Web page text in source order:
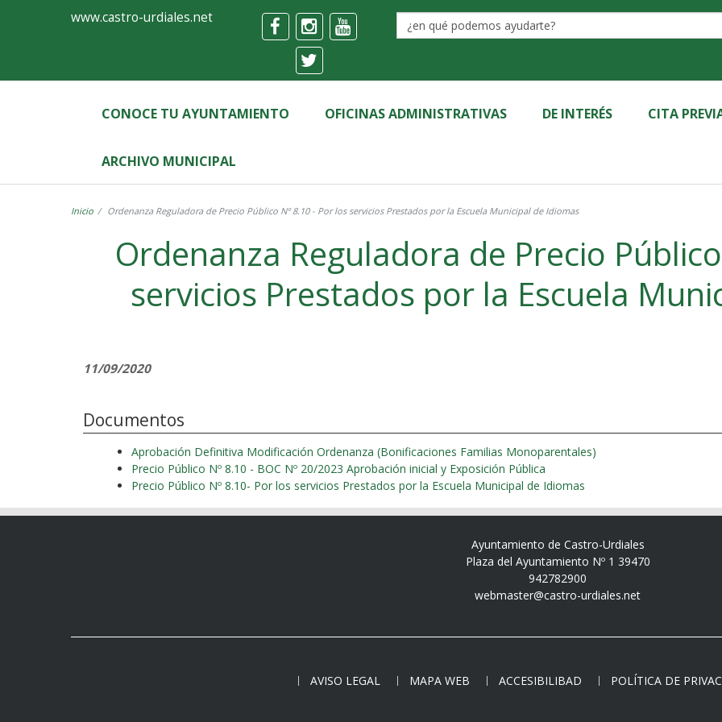
FormularioAyuntamiento
Castro-
Urdiales
www.castro-urdiales.net
CONOCE TU AYUNTAMIENTO OFICINAS ADMINISTRATIVAS DE INTERÉS CITA
ARCHIVO MUNICIPAL
Inicio Ordenanza Reguladora de Precio Público Nº 8.10 - Por los servicios Prestados por la Escuela Municipal de Idiomas
Ordenanza Reguladora de Precio
servicios Prestados por la Escuela
11/09/2020
Documentos
Aprobación Definitiva Modificación Ordenanza (Bonificaciones Familias Monoparentales)
Precio Público Nº 8.10 - BOC Nº 20/2023 Aprobación inicial y Exposición Pública
Precio Público Nº 8.10- Por los servicios Prestados por la Escuela Municipal de Idiomas
Ayuntamiento de Castro-Urdiales
Plaza del Ayuntamiento Nº 1 39470
942782900
webmaster@castro-urdiales.net
AVISO LEGAL MAPA WEB ACCESIBILIBAD POLÍTICA DE